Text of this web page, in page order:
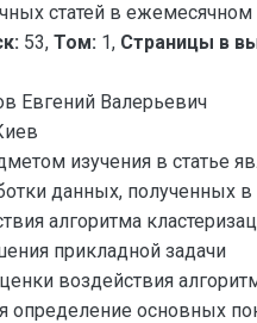
статей в
53, Том: 1, Страницы в
Евгений Валерьевич
изучения в статье
данных, полученных в
алгоритма
прикладной задачи
воздействия
определение основных